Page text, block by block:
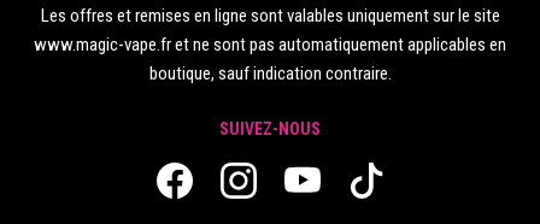
Les offres et remises en ligne sont valables uniquement sur le site
www.magic-vape.fr et ne sont pas automatiquement applicables en
boutique, sauf indication contraire.
SUIVEZ-NOUS